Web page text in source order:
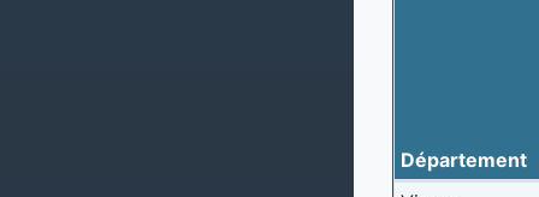
Département